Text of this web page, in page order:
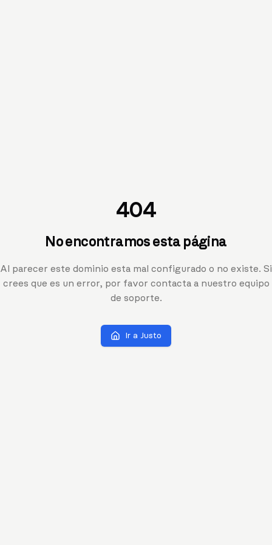
404
No encontramos esta página
Al parecer este dominio esta mal configurado o no existe. Si
crees que es un error, por favor contacta a nuestro equipo
de soporte.
Ir a Justo